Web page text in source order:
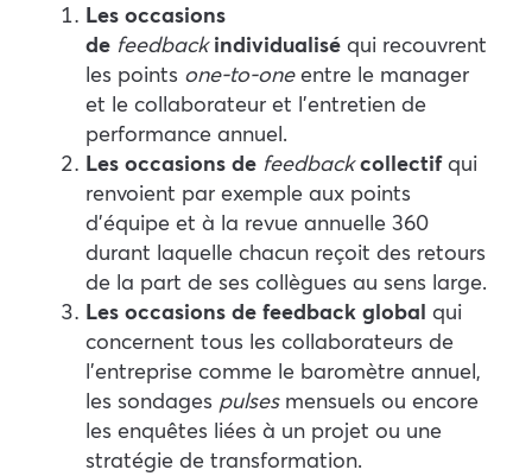
Les occasions
de feedbackindividualisé qui recouvrent
les points one-to-oneentre le manager
et le collaborateur et l’entretien de
performance annuel.
Les occasions de feedbackcollectifqui
renvoient par exemple aux points
d’équipe et à la revue annuelle 360
durant laquelle chacun reçoit des retours
de la part de ses collègues au sens large.
Les occasions de feedback global qui
concernent tous les collaborateurs de
l’entreprise comme le baromètre annuel,
les sondages pulsesmensuels ou encore
les enquêtes liées à un projet ou une
stratégie de transformation.